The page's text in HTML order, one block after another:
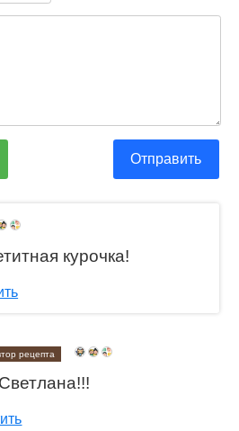
Отправить
курочка!
рецепта